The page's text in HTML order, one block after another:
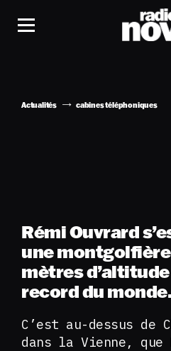
Actualités cabines téléphoniques
Rémi Ouvrard
une
mètres
record du
C’est au-dessus de
dans la Vienne, que